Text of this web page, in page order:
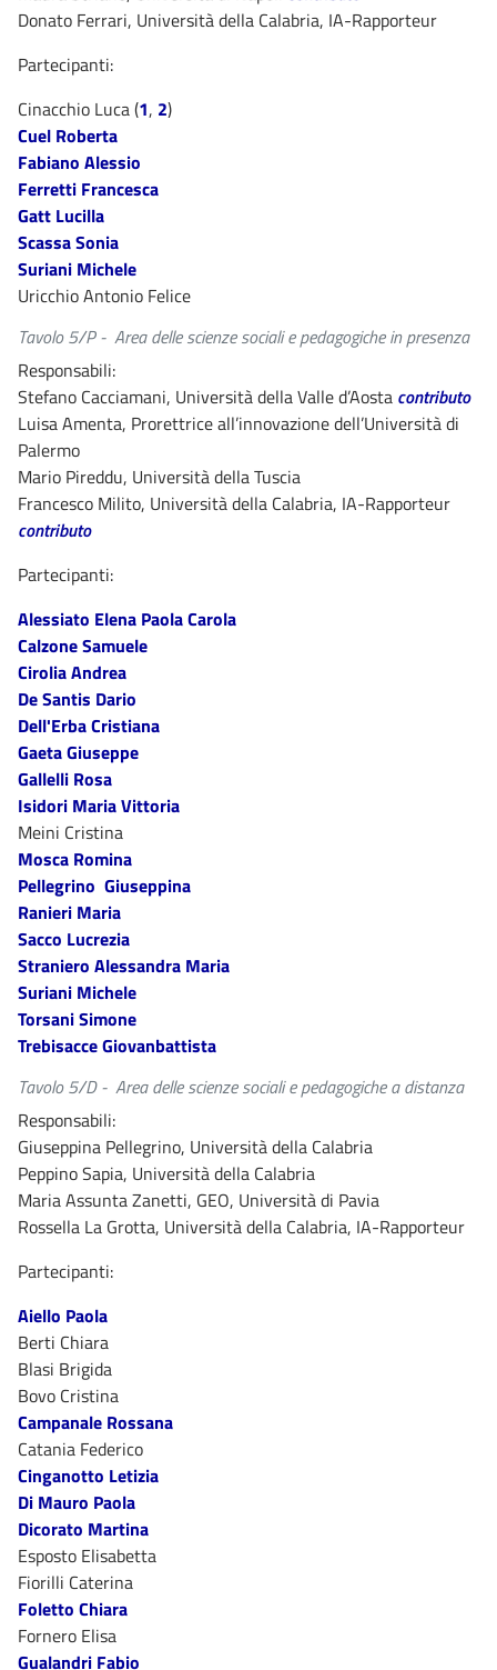
Donato Ferrari, Università della Calabria, IA-Rapporteur
Partecipanti:
Cinacchio Luca (1, 2)
Cuel Roberta
Fabiano Alessio
Ferretti Francesca
Gatt Lucilla
Scassa Sonia
Suriani Michele
Uricchio Antonio Felice
Tavolo 5/P - Area delle scienze sociali e pedagogiche in presenza
Responsabili:
Stefano Cacciamani, Università della Valle d’Aosta contributo
Luisa Amenta, Prorettrice all’innovazione dell’Università di
Palermo
Mario Pireddu, Università della Tuscia
Francesco Milito, Università della Calabria, IA-Rapporteur
contributo
Partecipanti:
Alessiato Elena Paola Carola
Calzone Samuele
Cirolia Andrea
De Santis Dario
Dell'Erba Cristiana
Gaeta Giuseppe
Gallelli Rosa
Isidori Maria Vittoria
Meini Cristina
Mosca Romina
Pellegrino Giuseppina
Ranieri Maria
Sacco Lucrezia
Straniero Alessandra Maria
Suriani Michele
Torsani Simone
Trebisacce Giovanbattista
Tavolo 5/D - Area delle scienze sociali e pedagogiche a distanza
Responsabili:
Giuseppina Pellegrino, Università della Calabria
Peppino Sapia, Università della Calabria
Maria Assunta Zanetti, GEO, Università di Pavia
Rossella La Grotta, Università della Calabria, IA-Rapporteur
Partecipanti:
Aiello Paola
Berti Chiara
Blasi Brigida
Bovo Cristina
Campanale Rossana
Catania Federico
Cinganotto Letizia
Di Mauro Paola
Dicorato Martina
Esposto Elisabetta
Fiorilli Caterina
Foletto Chiara
Fornero Elisa
Gualandri Fabio